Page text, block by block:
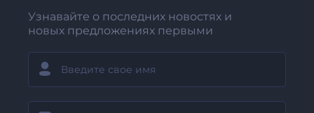
Узнавайте о последних новостях и
новых предложениях первыми